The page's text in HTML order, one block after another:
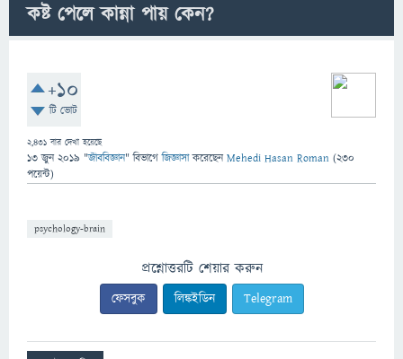
কষ্ট পেলে কান্না পায় কেন?
+10
টি ভোট
2,431 বার দেখা হয়েছে
13 জুন 2019 "জীববিজ্ঞান" বিভাগে জিজ্ঞাসাকরেছেনMehedi Hasan Roman (230
পয়েন্ট)
psychology-brain
প্রশ্নোত্তরটি শেয়ার করুন
ফেসবুক লিঙ্কইডিন Telegram